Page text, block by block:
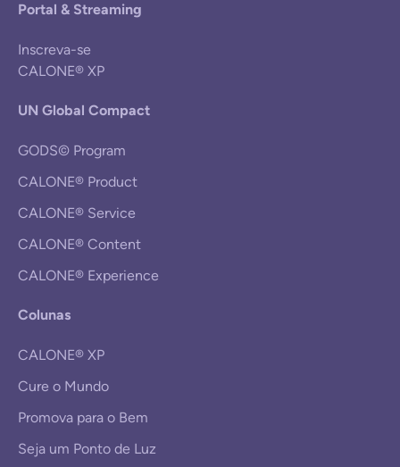
Portal & Streaming
Inscreva-se
CALONE® XP
UN Global Compact
GODS© Program
CALONE® Product
CALONE® Service
CALONE® Content
CALONE® Experience
Colunas
CALONE® XP
Cure o Mundo
Promova para o Bem
Seja um Ponto de Luz